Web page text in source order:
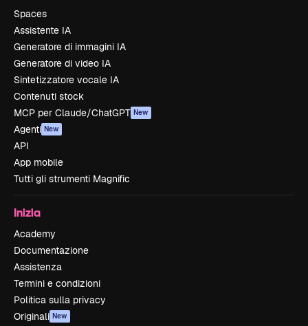
Spaces
Assistente IA
Generatore di immagini IA
Generatore di video IA
Sintetizzatore vocale IA
Contenuti stock
MCP per Claude/ChatGPT New
Agenti New
API
App mobile
Tutti gli strumenti Magnific
Inizia
Academy
Documentazione
Assistenza
Termini e condizioni
Politica sulla privacy
Originali New